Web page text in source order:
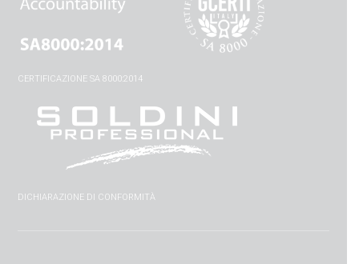
CERTIFICAZIONE SA 8000:2014
DICHIARAZIONE DI CONFORMITÀ